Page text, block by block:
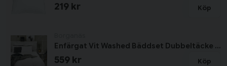
219 kr Köp
Enfärgat Vit Washed Bäddset Dubbeltäcke 220x210 Borganäs of Sweden
559 kr Köp